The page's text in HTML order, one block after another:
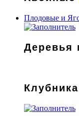
Плодовые и
Деревья